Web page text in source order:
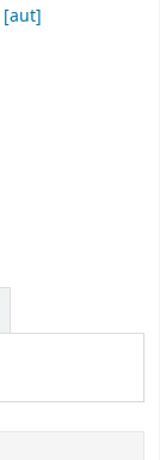
[aut]